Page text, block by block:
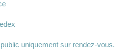
uniquement sur rendez-vous.